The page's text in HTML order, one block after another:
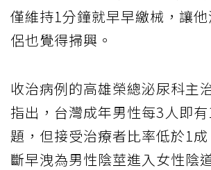
僅維持1分鐘就早早繳械，讓
侶也覺得掃興。
收治病例的高雄榮總泌尿科主
指出，台灣成年男性每3人即
題，但接受治療者比率低於1
斷早洩為男性陰莖進入女性陰